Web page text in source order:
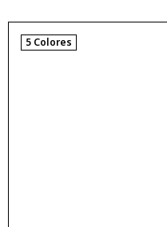
5 Colores